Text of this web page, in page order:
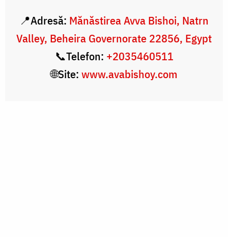
📍Adresă: Mănăstirea Avva Bishoi, Natrn
Valley, Beheira Governorate 22856, Egypt
📞Telefon: +2035460511
🌐Site: www.avabishoy.com